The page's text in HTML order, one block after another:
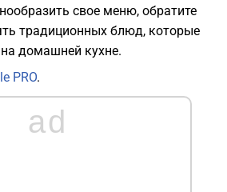
свое меню, обратите
традиционных блюд, которые
домашней кухне.
PRO.
ad